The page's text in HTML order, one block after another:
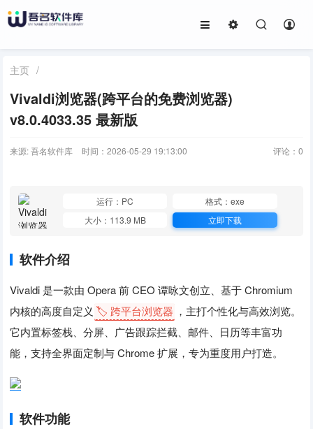
主页 /
Vivaldi浏览器(跨平台的免费浏览器)
v8.0.4033.35 最新版
来源: 吾名软件库 时间：2026-05-29 19:13:00 评论： 0
运行：PC
格式：exe
大小：113.9 MB
立即下载
软件介绍
Vivaldi 是一款由 Opera 前 CEO 谭咏文创立、基于 Chromium
内核的高度自定义 🏷️ 跨平台浏览器 ，主打个性化与高效浏览。
它内置标签栈、分屏、广告跟踪拦截、邮件、日历等丰富功
能，支持全界面定制与 Chrome 扩展，专为重度用户打造。
软件功能